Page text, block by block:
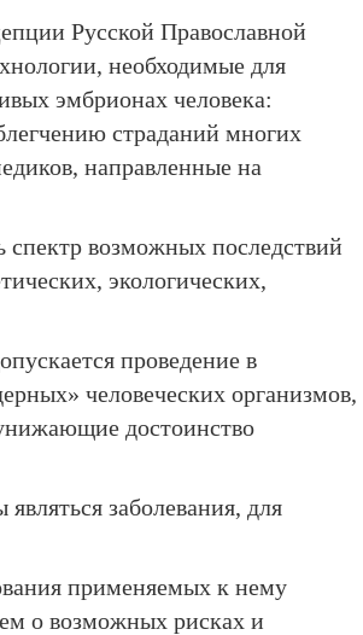
Русской Православной
необходимые для
эмбрионах человека:
страданий многих
направленные на
спектр возможных последствий
экологических,
проведение в
человеческих организмов,
достоинство
заболевания, для
применяемых к нему
о возможных рисках и